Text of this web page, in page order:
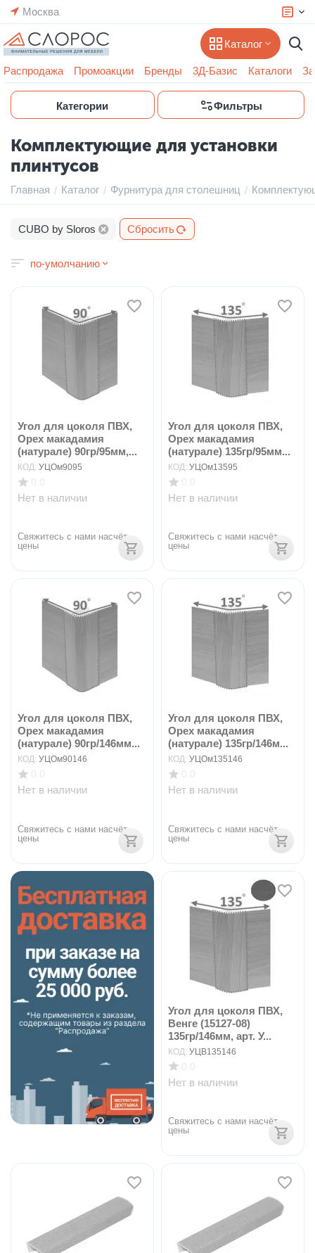
Москва
Каталог
Распродажа Промоакции Бренды 3Д-Базис Каталоги
Категории Фильтры
Комплектующие для установки
плинтусов
Главная / Каталог / Фурнитура для столешниц /
CUBO by Sloros Сбросить
по-умолчанию
Угол для цоколя ПВХ,
Орех макадамия
(натурале) 90гр/95мм,...
КОД: УЦОм9095
Нет в наличии
Свяжитесь с нами насчёт
цены
Угол для цоколя ПВХ,
Орех макадамия
(натурале) 135гр/95мм...
КОД: УЦОм13595
Нет в наличии
Свяжитесь с нами насчёт
цены
Угол для цоколя ПВХ,
Орех макадамия
(натурале) 90гр/146мм...
КОД: УЦОм90146
Нет в наличии
Свяжитесь с нами насчёт
цены
Угол для цоколя ПВХ,
Орех макадамия
(натурале) 135гр/146м...
КОД: УЦОм135146
Нет в наличии
Свяжитесь с нами насчёт
цены
Угол для цоколя ПВХ,
Венге (15127-08)
135гр/146мм, арт. У...
КОД: УЦВ135146
Нет в наличии
Свяжитесь с нами насчёт
цены